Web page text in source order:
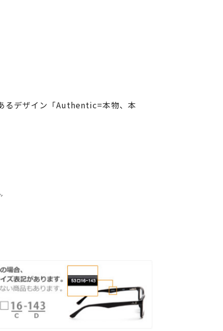
るデザイン「Authentic=本物、本